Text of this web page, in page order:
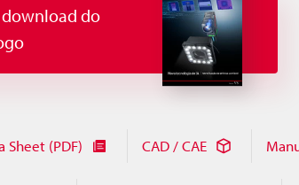
download do
Sheet (PDF) CAD / CAE